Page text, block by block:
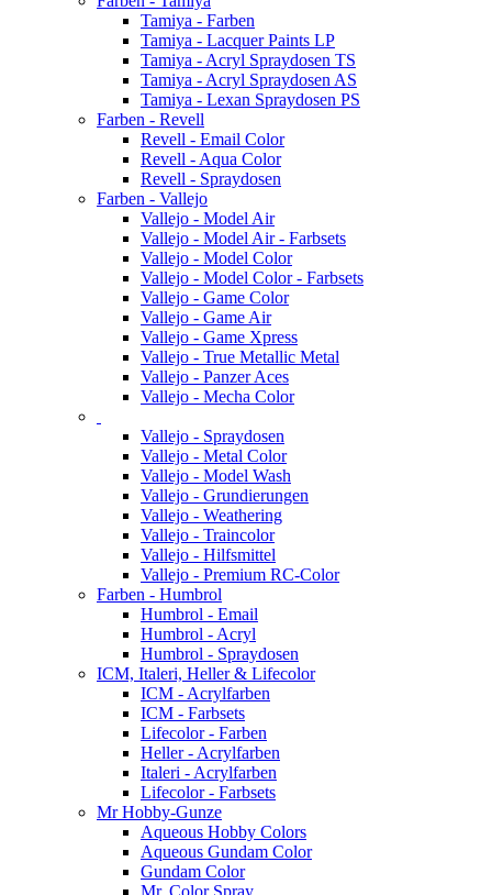
Tamiya - Farben
Tamiya - Lacquer Paints LP
Tamiya - Acryl Spraydosen TS
Tamiya - Acryl Spraydosen AS
Tamiya - Lexan Spraydosen PS
Farben - Revell
Revell - Email Color
Revell - Aqua Color
Revell - Spraydosen
Farben - Vallejo
Vallejo - Model Air
Vallejo - Model Air - Farbsets
Vallejo - Model Color
Vallejo - Model Color - Farbsets
Vallejo - Game Color
Vallejo - Game Air
Vallejo - Game Xpress
Vallejo - True Metallic Metal
Vallejo - Panzer Aces
Vallejo - Mecha Color
Vallejo - Spraydosen
Vallejo - Metal Color
Vallejo - Model Wash
Vallejo - Grundierungen
Vallejo - Weathering
Vallejo - Traincolor
Vallejo - Hilfsmittel
Vallejo - Premium RC-Color
Farben - Humbrol
Humbrol - Email
Humbrol - Acryl
Humbrol - Spraydosen
ICM, Italeri, Heller & Lifecolor
ICM - Acrylfarben
ICM - Farbsets
Lifecolor - Farben
Heller - Acrylfarben
Italeri - Acrylfarben
Lifecolor - Farbsets
Mr Hobby-Gunze
Aqueous Hobby Colors
Aqueous Gundam Color
Gundam Color
Mr. Color Spray